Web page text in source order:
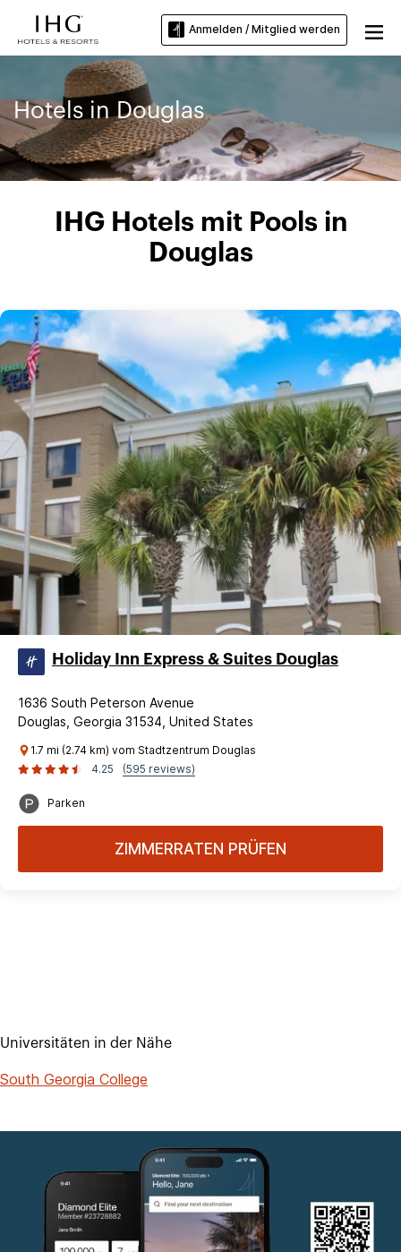
Anmelden / Mitglied werden
Hotels in Douglas
IHG Hotels mit Pools in
Douglas
Holiday Inn Express & Suites Douglas
1636 South Peterson Avenue
Douglas, Georgia 31534, United States
1.7 mi (2.74 km) vom Stadtzentrum Douglas
4.25
(595 reviews)
Parken
ZIMMERRATEN PRÜFEN
Universitäten in der Nähe
South Georgia College